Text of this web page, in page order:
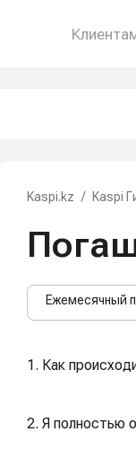
Kaspi.kz / Kaspi
Ежемесячный
1. Как
2. Я полностью